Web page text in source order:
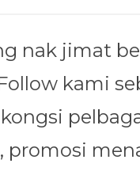
nak jimat
kami
promosi